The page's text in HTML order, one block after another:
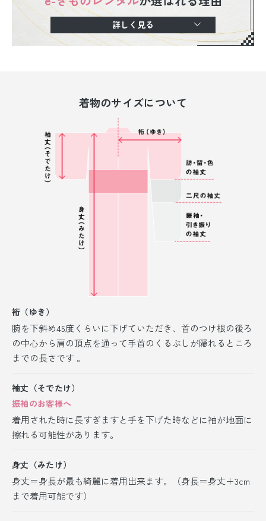
詳しく見る
着物のサイズについて
裄（ゆき）
腕を下斜め45度くらいに下げていただき、首のつけ根の後ろ
の中心から肩の頂点を通って手首のくるぶしが隠れるところ
までの長さです 。
袖丈（そでたけ）
振袖のお客様へ
着用された時に長すぎますと手を下げた時などに袖が地面に
擦れる可能性があります。
身丈（みたけ）
身丈＝身長が最も綺麗に着用出来ます。（身長＝身丈＋3cm
まで着用可能です）